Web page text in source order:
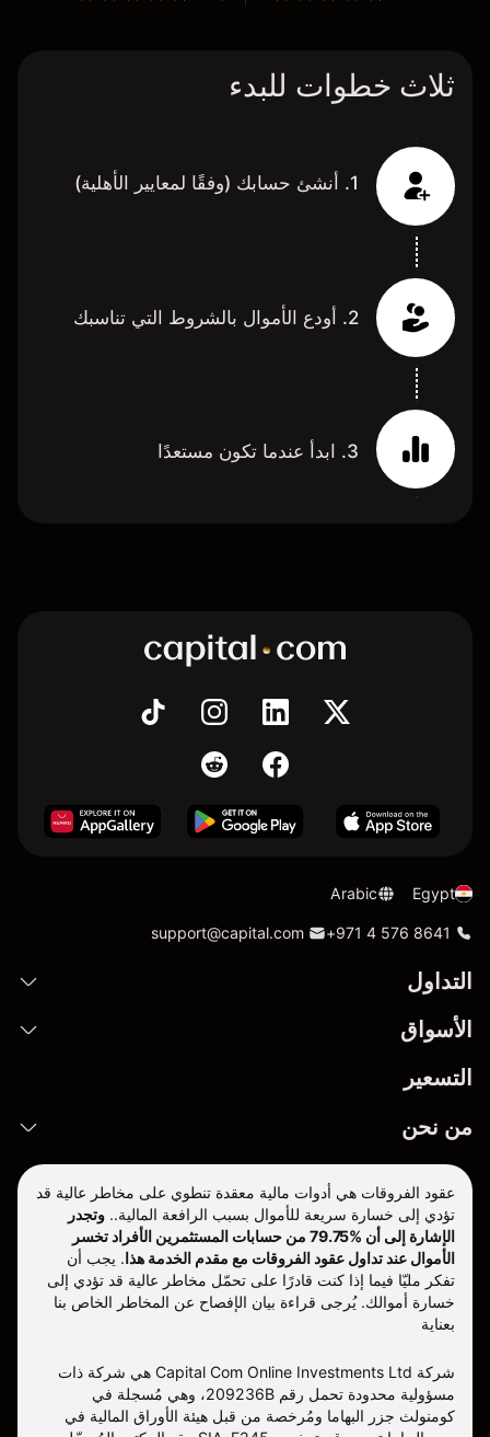
ثلاث خطوات للبدء
1. أنشئ حسابك (وفقًا لمعايير الأهلية)
2. أودع الأموال بالشروط التي تناسبك
3. ابدأ عندما تكون مستعدًا
Egypt
Arabic
+971 4 576 8641
support@capital.com
التداول
الأسواق
التسعير
من نحن
عقود الفروقات هي أدوات مالية معقدة تنطوي على مخاطر عالية قد
تؤدي إلى خسارة سريعة للأموال بسبب الرافعة المالية.. وتجدر
الإشارة إلى أن %79.75 من حسابات المستثمرين الأفراد تخسر
الأموال عند تداول عقود الفروقات مع مقدم الخدمة هذا. يجب أن
تفكر مليّا فيما إذا كنت قادرًا على تحمّل مخاطر عالية قد تؤدي إلى
خسارة أموالك. يُرجى قراءة بيان الإفصاح عن المخاطر الخاص بنا
بعناية
شركة Capital Com Online Investments Ltd هي شركة ذات
مسؤولية محدودة تحمل رقم 209236B، وهي مُسجلة في
كومنولث جزر البهاما ومُرخصة من قبل هيئة الأوراق المالية في